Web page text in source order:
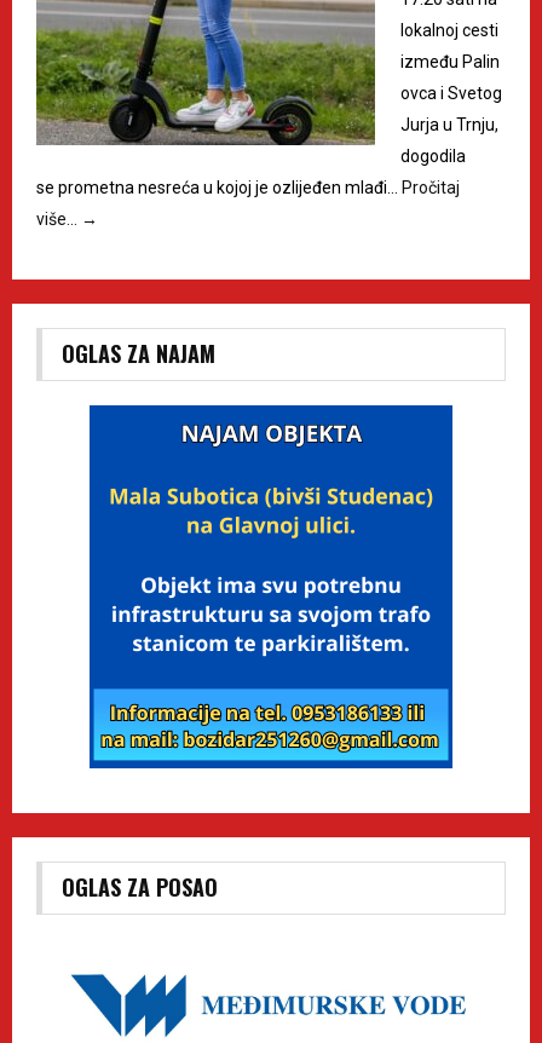
lokalnoj cesti
između Palin
ovca i Svetog
Jurja u Trnju,
dogodila
se prometna nesreća u kojoj je ozlijeđen mlađi… Pročitaj
više… →
OGLAS ZA NAJAM
OGLAS ZA POSAO